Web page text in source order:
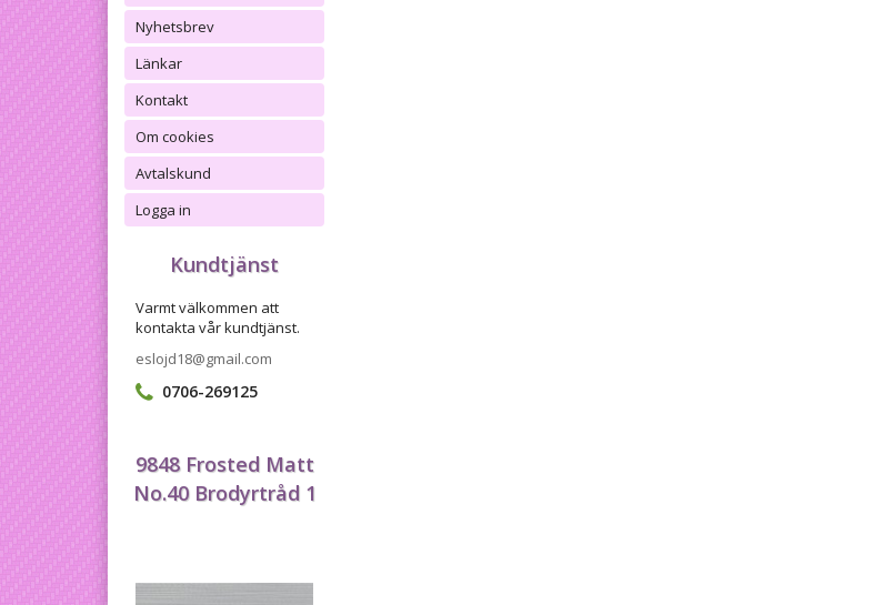
Nyhetsbrev
Länkar
Kontakt
Om cookies
Avtalskund
Logga in
Kundtjänst
Varmt välkommen att
kontakta vår kundtjänst.
eslojd18@gmail.com
0706-269125
9848 Frosted Matt
No.40 Brodyrtråd 1